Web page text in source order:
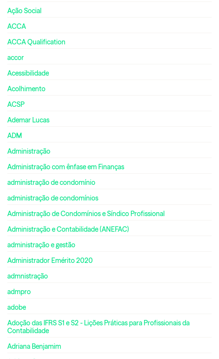
Ação Social
ACCA
ACCA Qualification
accor
Acessibilidade
Acolhimento
ACSP
Ademar Lucas
ADM
Administração
Administração com ênfase em Finanças
administração de condomínio
administração de condomínios
Administração de Condomínios e Síndico Profissional
Administração e Contabilidade (ANEFAC)
administração e gestão
Administrador Emérito 2020
admnistração
admpro
adobe
Adoção das IFRS S1 e S2 - Lições Práticas para Profissionais da
Contabilidade
Adriana Benjamim